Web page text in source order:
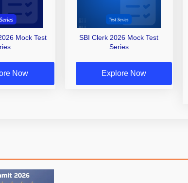
Mock Test
Now
SBI Clerk 2026 Mock Test
Series
Explore Now